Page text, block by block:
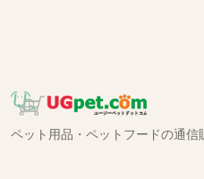
ペット用品・ペットフードの通信